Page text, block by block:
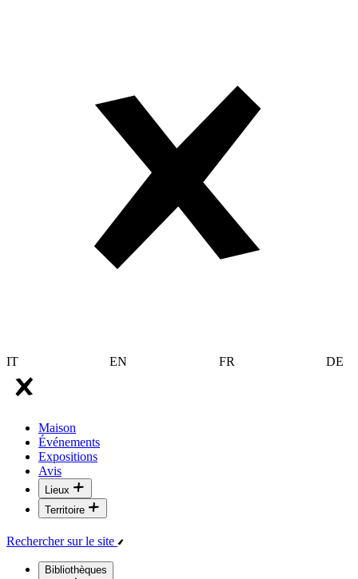
IT EN FR DE
Maison
Événements
Expositions
Avis
Lieux
Territoire
Rechercher sur le site
Bibliothèques